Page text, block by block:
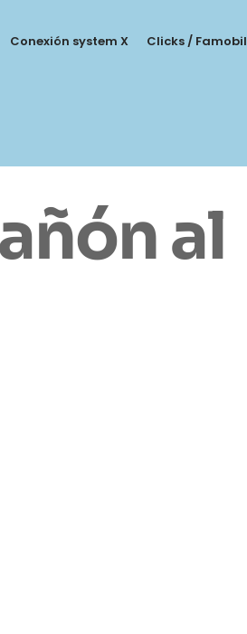
Conexión system X Clicks / Famobil
al